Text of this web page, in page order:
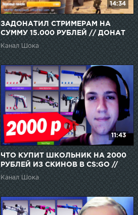
14:34
ЗАДОНАТИЛ СТРИМЕРАМ НА
СУММУ 15.000 РУБЛЕЙ // ДОНАТ
СТРИМЕРАМ, НО НЕ СКИНАМИ
(CS:GO)
Канал Шока
11:43
ЧТО КУПИТ ШКОЛЬНИК НА 2000
РУБЛЕЙ ИЗ СКИНОВ В CS:GO //
БИЧ ЗАКУПКА СКИНОВ (CS:GO)
Канал Шока